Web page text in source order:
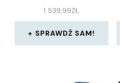
1 539,99ZŁ
SPRAWDŹ SAM!